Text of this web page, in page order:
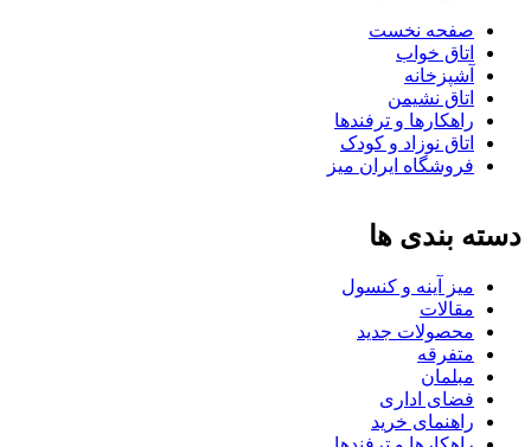
صفحه نخست
اتاق خواب
آشپزخانه
اتاق نشیمن
راهکارها و ترفندها
اتاق نوزاد و کودک
فروشگاه ایران میز
دسته بندی ها
میز آینه و کنسول
مقالات
محصولات جدید
متفرقه
مبلمان
فضای اداری
راهنمای خرید